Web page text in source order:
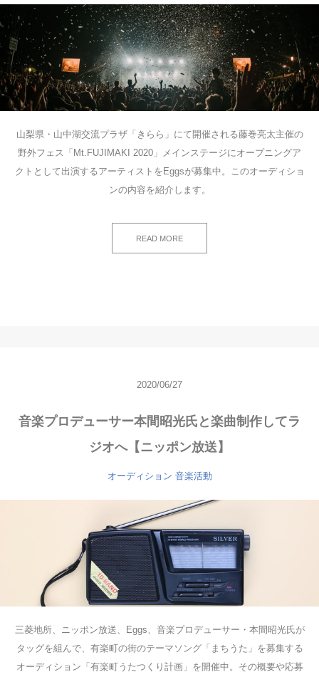
山梨県・山中湖交流プラザ「きらら」にて開催される藤巻亮太主催の
野外フェス「Mt.FUJIMAKI 2020」メインステージにオープニングア
クトとして出演するアーティストをEggsが募集中。このオーディショ
ンの内容を紹介します。
READ MORE
2020/06/27
音楽プロデューサー本間昭光氏と楽曲制作してラ
ジオへ【ニッポン放送】
オーディション 音楽活動
三菱地所、ニッポン放送、Eggs、音楽プロデューサー・本間昭光氏が
タッグを組んで、有楽町の街のテーマソング「まちうた」を募集する
オーディション「有楽町うたつくり計画」を開催中。その概要や応募